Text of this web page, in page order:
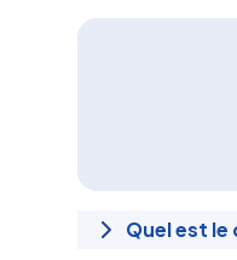
Quel est le